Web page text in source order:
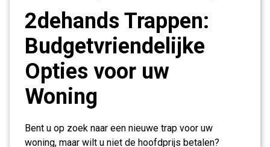
2dehands Trappen:
Budgetvriendelijke
Opties voor uw
Woning
Bent u op zoek naar een nieuwe trap voor uw
woning, maar wilt u niet de hoofdprijs betalen?